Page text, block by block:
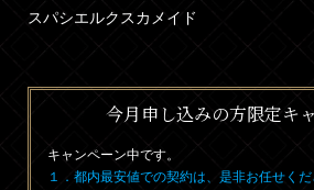
スパシエルクスカメイド
今月申し込みの方限定キ
キャンペーン中です。
１．都内最安値での契約は、是非お任せくだ